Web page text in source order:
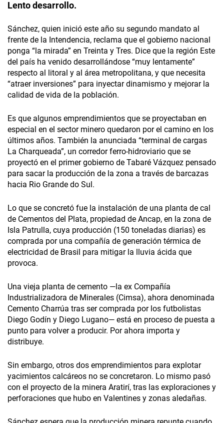
Lento desarrollo.
Sánchez, quien inició este año su segundo mandato al
frente de la Intendencia, reclama que el gobierno nacional
ponga “la mirada” en Treinta y Tres. Dice que la región Este
del país ha venido desarrollándose “muy lentamente”
respecto al litoral y al área metropolitana, y que necesita
“atraer inversiones” para inyectar dinamismo y mejorar la
calidad de vida de la población.
Es que algunos emprendimientos que se proyectaban en
especial en el sector minero quedaron por el camino en los
últimos años. También la anunciada “terminal de cargas
La Charqueada”, un corredor ferro-hidroviario que se
proyectó en el primer gobierno de Tabaré Vázquez pensado
para sacar la producción de la zona a través de barcazas
hacia Rio Grande do Sul.
Lo que se concretó fue la instalación de una planta de cal
de Cementos del Plata, propiedad de Ancap, en la zona de
Isla Patrulla, cuya producción (150 toneladas diarias) es
comprada por una compañía de generación térmica de
electricidad de Brasil para mitigar la lluvia ácida que
provoca.
Una vieja planta de cemento —la ex Compañía
Industrializadora de Minerales (Cimsa), ahora denominada
Cemento Charrúa tras ser comprada por los futbolistas
Diego Godín y Diego Lugano— está en proceso de puesta a
punto para volver a producir. Por ahora importa y
distribuye.
Sin embargo, otros dos emprendimientos para explotar
yacimientos calcáreos no se concretaron. Lo mismo pasó
con el proyecto de la minera Aratirí, tras las exploraciones y
perforaciones que hubo en Valentines y zonas aledañas.